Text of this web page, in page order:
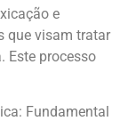
e
que visam tratar
Este processo
Fundamental